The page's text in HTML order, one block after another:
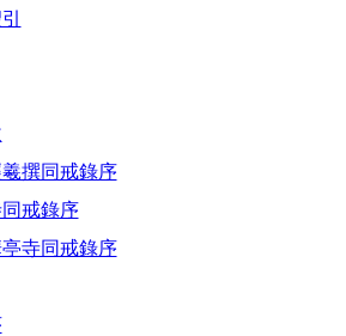
撰同戒錄序
戒錄序
寺同戒錄序